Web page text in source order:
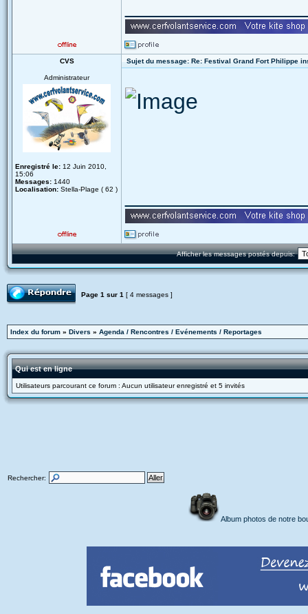
CVS Sujet du message: Re: Festival Grand Fort Philippe
Administrateur
Enregistré le: 12 Juin 2010,
15:06
Messages: 1440
Localisation: Stella-Plage ( 62 )
Afficher les messages postés depuis:
Répondre
Page 1 sur 1 [ 4 messages ]
Index du forum » Divers » Agenda / Rencontres / Evénements / Reportages
Qui est en ligne
Utilisateurs parcourant ce forum : Aucun utilisateur enregistré et 5 invités
Rechercher:
Album photos de notre